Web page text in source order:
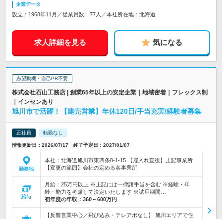
企業データ
設立：1968年11月／従業員数：77人／本社所在地：北海道
求人詳細を見る 気になる
志望動機・自己PR不要
株式会社石山工務店 | 創業65年以上の安定企業｜地域密着｜フレックス制
｜インセンあり
旭川市で活躍！【建売営業】年休120日/手当充実/経験者募集
正社員 転勤なし
情報更新日：2026/07/17 終了予定日：2027/01/07
勤務地
本社：北海道旭川市東四条8-1-15 【雇入れ直後】上記事業所
【変更の範囲】会社の定める各事業所
給与
月給：25万円以上 ※上記には一律諸手当を含む ※経験・年
齢・能力を考慮して決定いたします ※試用期間…
初年度の年収： 360～600万円
【反響営業中心／飛び込み・テレアポなし】 旭川エリアで住